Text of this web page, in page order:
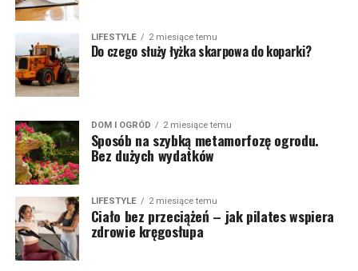
LIFESTYLE 2 miesiące temu
Do czego służy łyżka skarpowa do koparki?
DOM I OGRÓD 2 miesiące temu
Sposób na szybką metamorfozę ogrodu.
Bez dużych wydatków
LIFESTYLE 2 miesiące temu
Ciało bez przeciążeń – jak pilates wspiera
zdrowie kręgosłupa